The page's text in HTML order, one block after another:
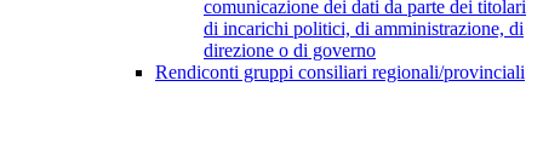
comunicazione dei dati da parte dei titolari
di incarichi politici, di amministrazione, di
direzione o di governo
Rendiconti gruppi consiliari regionali/provinciali